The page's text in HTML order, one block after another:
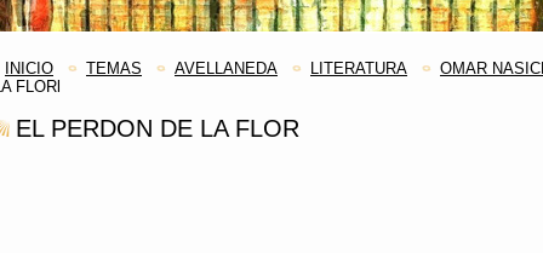
INICIO TEMAS AVELLANEDA LITERATURA
OMAR
FLORl
EL PERDON DE LA FLOR